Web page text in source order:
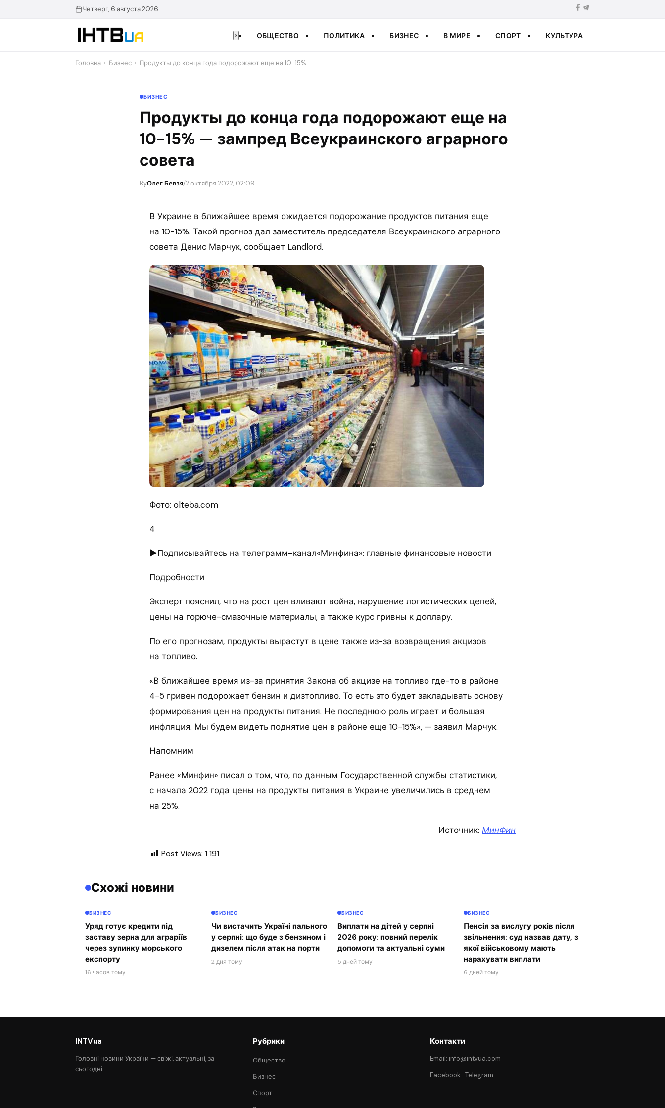
Четверг, 6 августа 2026
× ОБЩЕСТВО ПОЛИТИКА БИЗНЕС В МИРЕ СПОРТ КУЛЬТУРА
Головна › Бизнес › Продукты до конца года подорожают еще на 10-15%…
БИЗНЕС
Продукты до конца года подорожают еще на
10-15% — зампред Всеукраинского аграрного
совета
ByОлег Бевзя/2 октября 2022, 02:09
В Украине в ближайшее время ожидается подорожание продуктов питания еще
на 10−15%. Такой прогноз дал заместитель председателя Всеукраинского аграрного
совета Денис Марчук, сообщает Landlord.
Фото: olteba.com
4
►Подписывайтесь на телеграмм-канал«Минфина»: главные финансовые новости
Подробности
Эксперт пояснил, что на рост цен вливают война, нарушение логистических цепей,
цены на горюче-смазочные материалы, а также курс гривны к доллару.
По его прогнозам, продукты вырастут в цене также из-за возвращения акцизов
на топливо.
«В ближайшее время из-за принятия Закона об акцизе на топливо где-то в районе
4−5 гривен подорожает бензин и дизтопливо. То есть это будет закладывать основу
формирования цен на продукты питания. Не последнюю роль играет и большая
инфляция. Мы будем видеть поднятие цен в районе еще 10−15%», — заявил Марчук.
Напомним
Ранее «Минфин» писал о том, что, по данным Государственной службы статистики,
с начала 2022 года цены на продукты питания в Украине увеличились в среднем
на 25%.
Источник: МинФин
Post Views: 1 191
Схожі новини
БИЗНЕС
Уряд готує кредити під
заставу зерна для аграріїв
через зупинку морського
експорту
16 часов тому
БИЗНЕС
Чи вистачить Україні пального
у серпні: що буде з бензином і
дизелем після атак на порти
2 дня тому
БИЗНЕС
Виплати на дітей у серпні
2026 року: повний перелік
допомоги та актуальні суми
5 дней тому
БИЗНЕС
Пенсія за вислугу років після
звільнення: суд назвав дату, з
якої військовому мають
нарахувати виплати
6 дней тому
INTVua
Головні новини України — свіжі, актуальні, за
сьогодні.
Рубрики
Общество
Бизнес
Спорт
Контакти
Email: info@intvua.com
Facebook ·Telegram